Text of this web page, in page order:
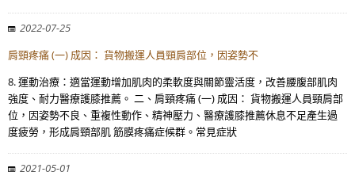
2022-07-25
肩頸疼痛 (一) 成因： 貨物搬運人員頸肩部位，因姿勢不
8. 運動治療：適當運動增加肌肉的柔軟度與關節靈活度，改善腰腹部肌肉
強度、耐力醫療護膝推薦。 二、肩頸疼痛 (一) 成因： 貨物搬運人員頸肩部
位，因姿勢不良、重複性動作、精神壓力、醫療護膝推薦休息不足產生過
度疲勞，形成肩頸部肌 筋膜疼痛症候群。常見症狀
2021-05-01